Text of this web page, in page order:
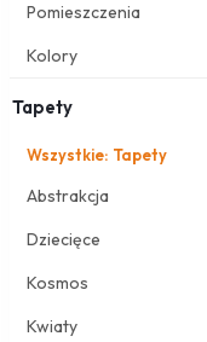
Pomieszczenia
Kolory
Tapety
Wszystkie: Tapety
Abstrakcja
Dziecięce
Kosmos
Kwiaty